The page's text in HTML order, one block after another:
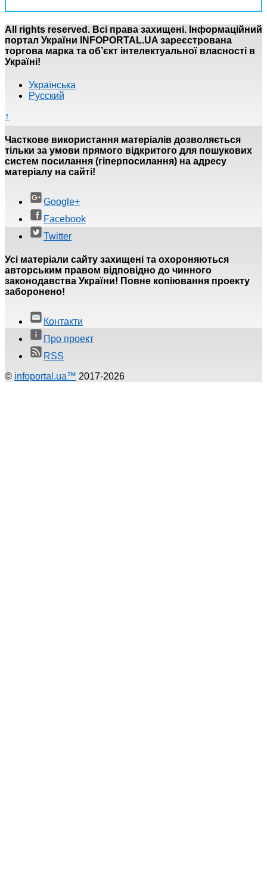
All rights reserved. Всі права захищені. Інформаційний
портал України INFOPORTAL.UA зареєстрована
торгова марка та об’єкт інтелектуальної власності в
Україні!
Українська
Русский
↑
Часткове використання матеріалів дозволяється
тільки за умови прямого відкритого для пошукових
систем посилання (гіперпосилання) на адресу
матеріалу на сайті!
Google+
Facebook
Twitter
Усі матеріали сайту захищені та охороняються
авторським правом відповідно до чинного
законодавства України! Повне копіювання проекту
заборонено!
Контакти
Про проект
RSS
© infoportal.ua™ 2017-2026